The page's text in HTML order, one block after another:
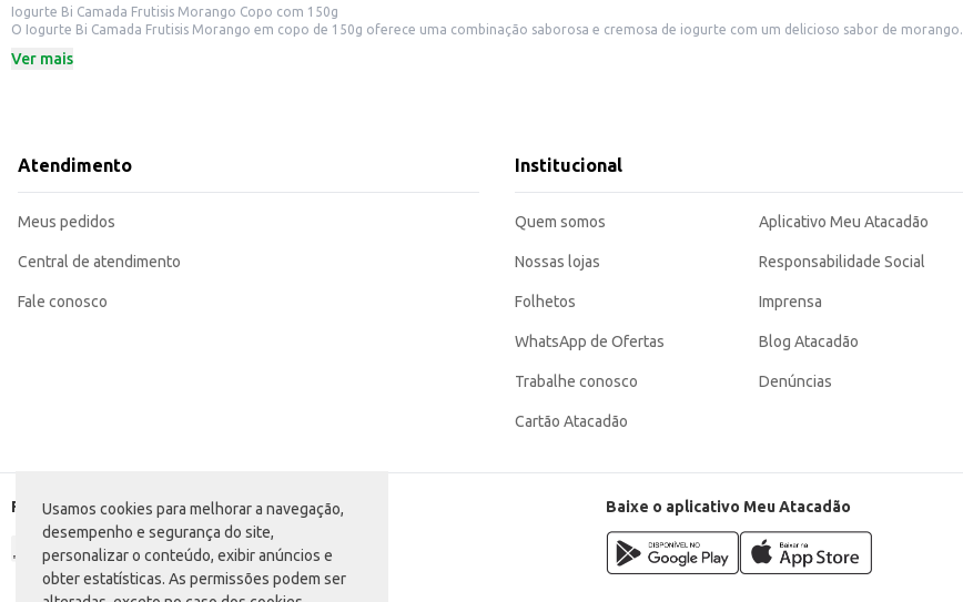
Usamos cookies para melhorar a navegação,
desempenho e segurança do site,
personalizar o conteúdo, exibir anúncios e
obter estatísticas. As permissões podem ser
Iogurte Bi Camada Frutisis Morango Copo com 150g
O Iogurte Bi Camada Frutisis Morango em copo de 150g oferece uma combinação saborosa e cremosa de iogurte com um delicioso sabor de morango. Sua apresentação em copo individual é prática e ideal para consumo imediato,
Dicas de uso:
Marca: Isis
Departamento: Frios e congelados
Conteúdo: 150g
Ver mais
Atendimento
Meus pedidos
Central de atendimento
Fale conosco
Institucional
Quem somos
Nossas lojas
Folhetos
WhatsApp de Ofertas
Trabalhe conosco
Cartão Atacadão
Aplicativo Meu Atacadão
Responsabilidade Social
Imprensa
Blog Atacadão
Denúncias
Formas de pagamento Baixe o aplicativo Meu Atacadão